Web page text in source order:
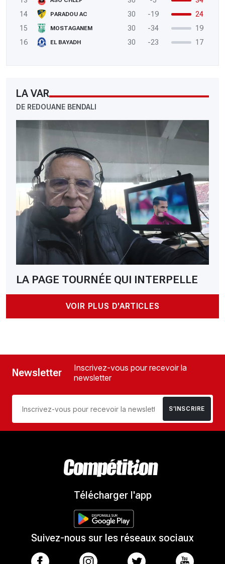
14
PARADOU AC 30 -19
24
15
MOSTAGANEM 30 -34
19
16
EL BAYADH 30 -23 17
LA VAR
DE REDOUANE BENDALI
LA PAGE TOURNÉE QUI INTERPELLE
VOIR PLUS D'ARTICLES
Newsletter
Inscrivez-vous pour recevoir la
newsletter
S’INSCRIRE
Télécharger l'app
Suivez-nous sur les réseaux sociaux